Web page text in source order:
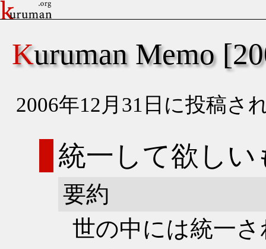
Kuruman Memo
2006年12月31日に投稿さ
統一して欲しい
要約
世の中には統一